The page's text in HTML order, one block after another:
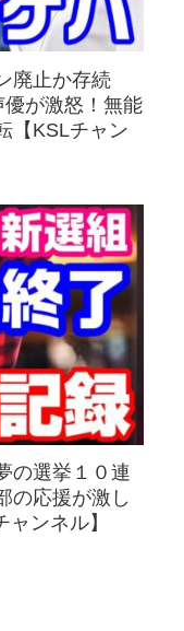
廃止か存続
が激怒！無能
【KSLチャン
の選挙１０連
の応援が激し
ンネル】